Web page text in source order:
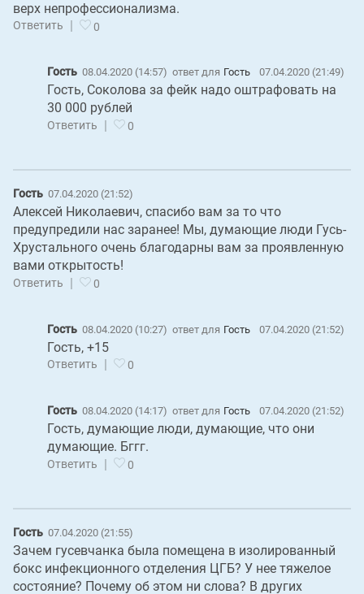
верх непрофессионализма.
Ответить 0
Гость 08.04.2020 (14:57) ответ для Гость 07.04.2020 (21:49)
Гость, Соколова за фейк надо оштрафовать на
30 000 рублей
Ответить | 0
Гость 07.04.2020 (21:52)
Алексей Николаевич, спасибо вам за то что
предупредили нас заранее! Мы, думающие люди Гусь-
Хрустального очень благодарны вам за проявленную
вами открытость!
Ответить | 0
Гость 08.04.2020 (10:27) ответ для Гость 07.04.2020 (21:52)
Гость, +15
Ответить 0
Гость 08.04.2020 (14:17) ответ для Гость 07.04.2020 (21:52)
Гость, думающие люди, думающие, что они
думающие. Бггг.
Ответить | 0
Гость 07.04.2020 (21:55)
Зачем гусевчанка была помещена в изолированный
бокс инфекционного отделения ЦГБ? У нее тяжелое
состояние? Почему об этом ни слова? В других